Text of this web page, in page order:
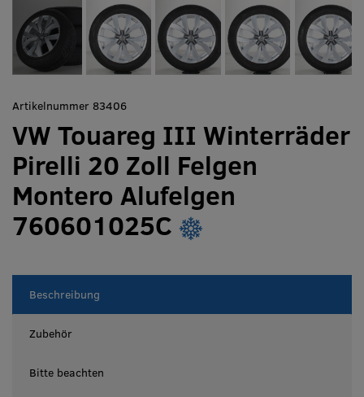
Artikelnummer 83406
VW Touareg III Winterräder
Pirelli 20 Zoll Felgen
Montero Alufelgen
760601025C
Beschreibung
Zubehör
Bitte beachten